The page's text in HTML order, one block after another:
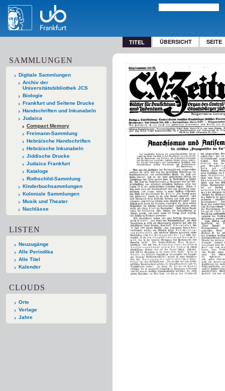
TITEL ÜBERSICHT SEITE
SAMMLUNGEN
Digitale Sammlungen
Archiv der
Universitätsbibliothek JCS
Biologie
Frankfurt und Seltene Drucke
Handschriften und Inkunabeln
Judaica
Compact Memory
Freimann-Sammlung
Hebräische Handschriften
Hebräische Inkunabeln
Jiddische Drucke
Judaica Frankfurt
Kataloge
Rothschild-Sammlung
Kinderbuchsammlungen
Koloniale Sammlungen
Musik und Theater
Nachlässe
LISTEN
Neuzugänge
Alle Periodika
Alle Titel
Kalender
CLOUDS
Orte
Verlage
Jahre